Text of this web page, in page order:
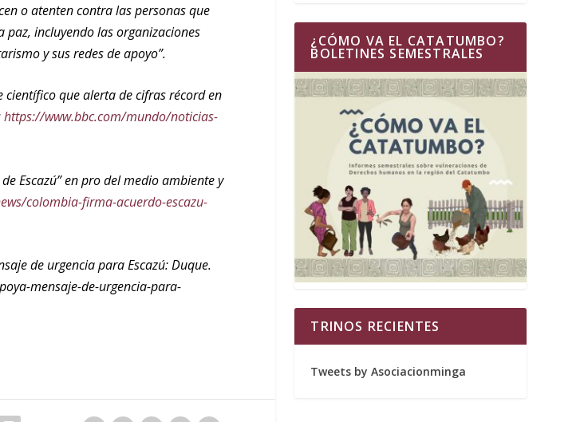
o atenten contra las personas que
incluyendo las organizaciones
y sus redes de apoyo”.
que alerta de cifras récord en
https://www.bbc.com/mundo/noticias-
Escazú” en pro del medio ambiente y
colombia-firma-acuerdo-escazu-
de urgencia para Escazú: Duque.
mensaje-de-urgencia-para-
¿CÓMO VA EL CATATUMBO?
BOLETINES SEMESTRALES
TRINOS RECIENTES
Tweets by Asociacionminga